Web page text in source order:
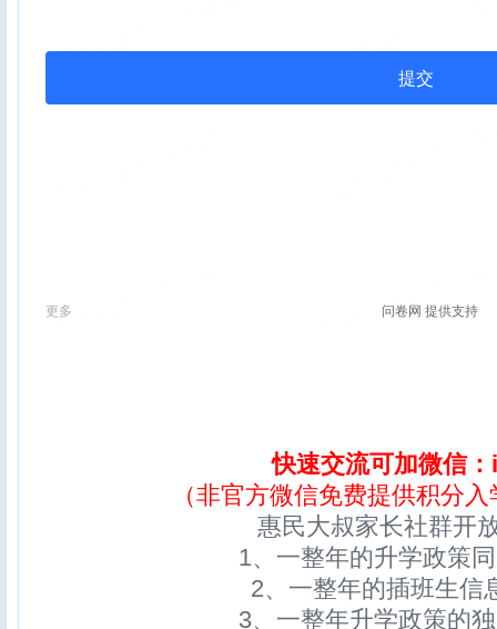
快速交流可加微信
（非官方微信免费提供积分
惠民大叔家长社群开
1、一整年的升学政策
2、一整年的插班生信
3、一整年升学政策的